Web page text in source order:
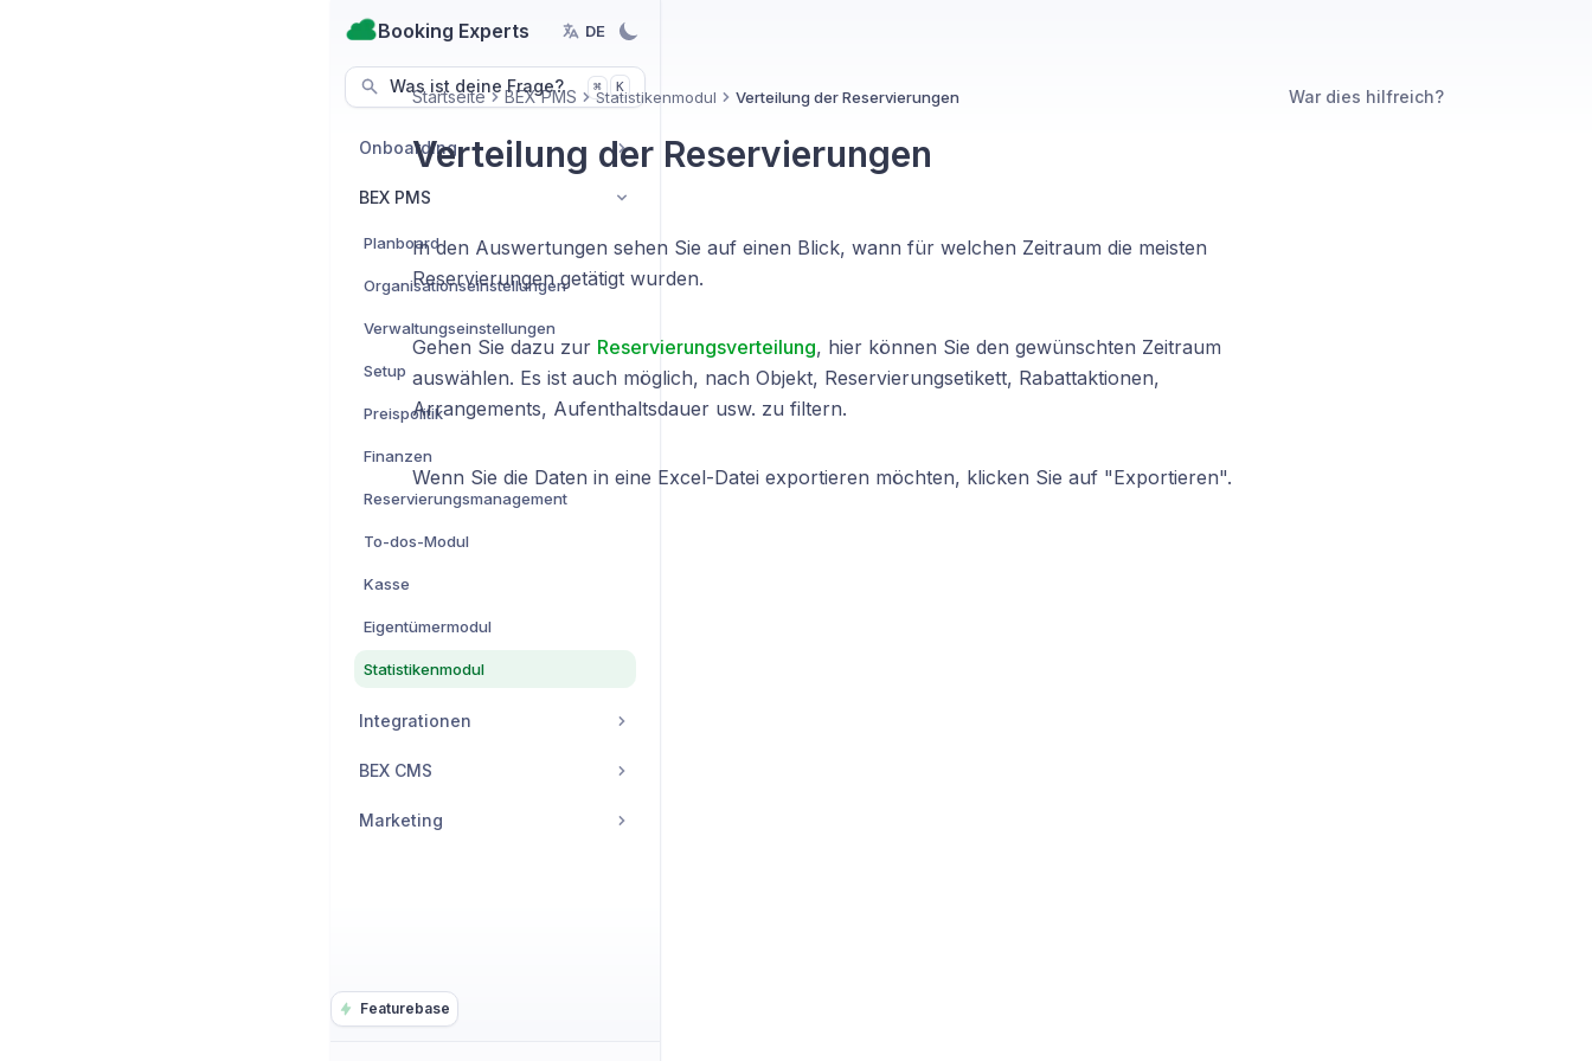
Booking Experts DE
Was ist deine Frage? ⌘ K
Featurebase
Onboarding
BEX PMS
Planboard
Organisationseinstellungen
Verwaltungseinstellungen
Setup
Preispolitik
Finanzen
Reservierungsmanagement
To-dos-Modul
Kasse
Eigentümermodul
Statistikenmodul
Integrationen
BEX CMS
Marketing
Startseite BEX PMS Statistikenmodul Verteilung der Reservierungen
Verteilung der Reservierungen
In den Auswertungen sehen Sie auf einen Blick, wann für welchen Zeitraum die meisten
Reservierungen getätigt wurden.
Gehen Sie dazu zur Reservierungsverteilung, hier können Sie den gewünschten Zeitraum
auswählen. Es ist auch möglich, nach Objekt, Reservierungsetikett, Rabattaktionen,
Arrangements, Aufenthaltsdauer usw. zu filtern.
Wenn Sie die Daten in eine Excel-Datei exportieren möchten, klicken Sie auf "Exportieren".
War dies hilfreich?